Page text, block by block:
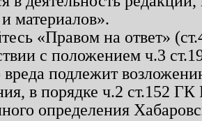
материалов».
«Правом на ответ»
с положением ч.3
вреда подлежит
в порядке ч.2 ст.152
определения